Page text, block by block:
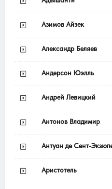
Азимов Айзек
Александр Беляев
Андерсон Юэлль
Андрей Левицкий
Антонов Владимир
Антуан де Сент-
Аристотель